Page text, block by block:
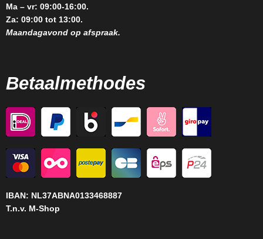
Ma – vr: 09:00-16:00.
Za: 09:00 tot 13:00.
Maandagavond op afspraak.
Betaalmethodes
IBAN: NL37ABNA0133468887
T.n.v. M-Shop